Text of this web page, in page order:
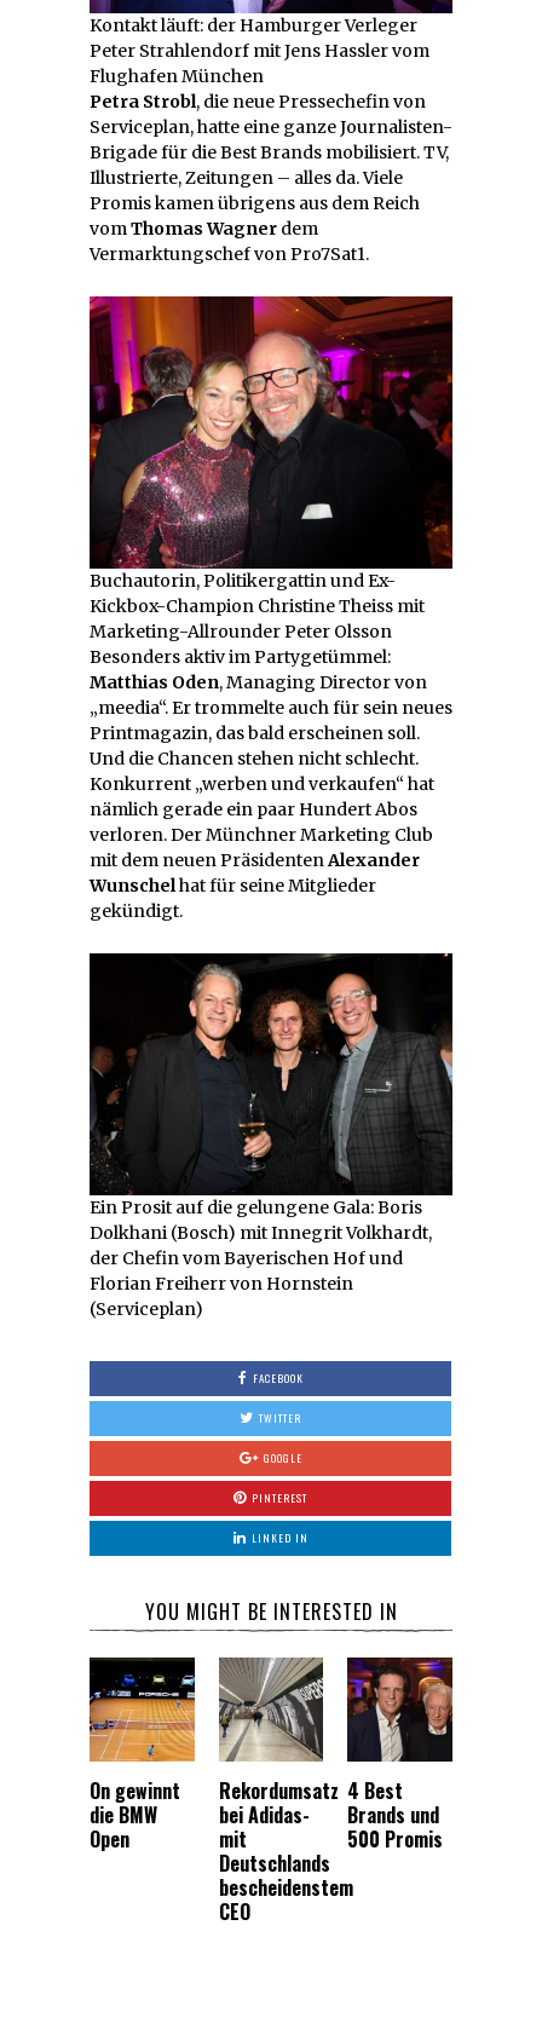
Kontakt läuft: der Hamburger Verleger
Peter Strahlendorf mit Jens Hassler vom
Flughafen München
Petra Strobl, die neue Pressechefin von
Serviceplan, hatte eine ganze Journalisten-
Brigade für die Best Brands mobilisiert. TV,
Illustrierte, Zeitungen – alles da. Viele
Promis kamen übrigens aus dem Reich
vom Thomas Wagner dem
Vermarktungschef von Pro7Sat1.
Buchautorin, Politikergattin und Ex-
Kickbox-Champion Christine Theiss mit
Marketing-Allrounder Peter Olsson
Besonders aktiv im Partygetümmel:
Matthias Oden, Managing Director von
„meedia“. Er trommelte auch für sein neues
Printmagazin, das bald erscheinen soll.
Und die Chancen stehen nicht schlecht.
Konkurrent „werben und verkaufen“ hat
nämlich gerade ein paar Hundert Abos
verloren. Der Münchner Marketing Club
mit dem neuen Präsidenten Alexander
Wunschelhat für seine Mitglieder
gekündigt.
Ein Prosit auf die gelungene Gala: Boris
Dolkhani (Bosch) mit Innegrit Volkhardt,
der Chefin vom Bayerischen Hof und
Florian Freiherr von Hornstein
(Serviceplan)
FACEBOOK
TWITTER
GOOGLE
PINTEREST
LINKED IN
YOU MIGHT BE INTERESTED IN
On gewinnt
die BMW
Open
Rekordumsatz
bei Adidas-
mit
Deutschlands
bescheidenstem
CEO
4 Best
Brands und
500 Promis